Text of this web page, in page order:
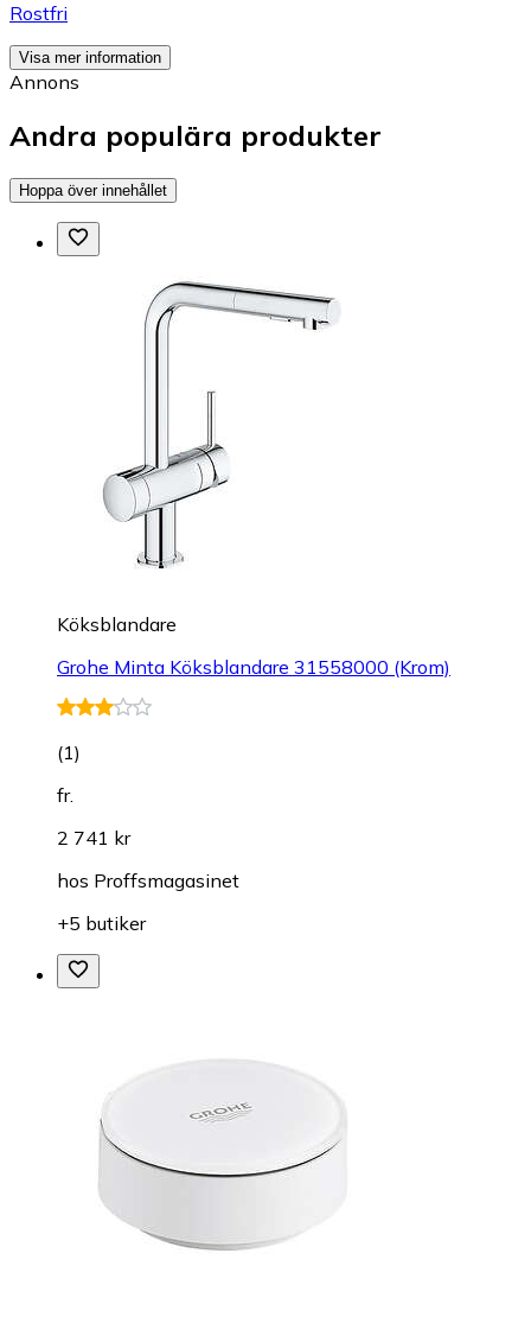
Rostfri
Visa mer information
Annons
Andra populära produkter
Hoppa över innehållet
Köksblandare
Grohe Minta Köksblandare 31558000 (Krom)
(1)
fr.
2 741 kr
hos Proffsmagasinet
+5 butiker